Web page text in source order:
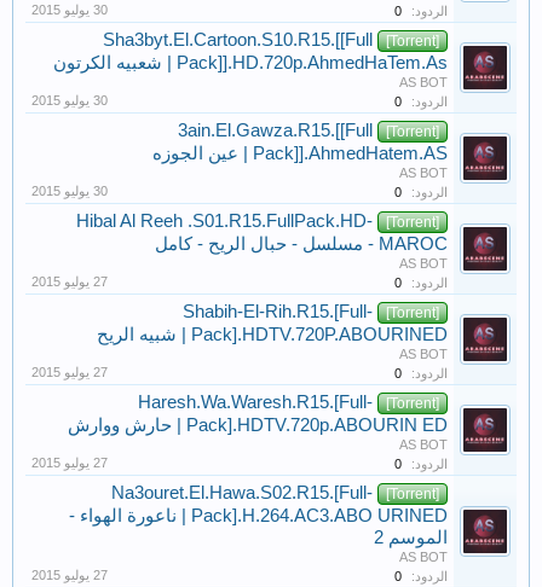
الردود:
0
[Torrent]
Sha3byt.El.Cartoon.S10.R15.[[Full
Pack]].HD.720p.AhmedHaTem.As | شعبيه الكرتون
AS BOT
الردود:
0
[Torrent]
3ain.El.Gawza.R15.[[Full
Pack]].AhmedHatem.AS | عين الجوزه
AS BOT
الردود:
0
[Torrent]
Hibal Al Reeh .S01.R15.FullPack.HD-
MAROC - مسلسل - حبال الريح - كامل
AS BOT
الردود:
0
[Torrent]
Shabih-El-Rih.R15.[Full-
Pack].HDTV.720P.ABOURINED | شبيه الريح
AS BOT
الردود:
0
[Torrent]
Haresh.Wa.Waresh.R15.[Full-
Pack].HDTV.720p.ABOURIN ED | حارش ووارش
AS BOT
الردود:
0
[Torrent]
Na3ouret.El.Hawa.S02.R15.[Full-
Pack].H.264.AC3.ABO URINED | ناعورة الهواء -
الموسم 2
AS BOT
الردود:
0